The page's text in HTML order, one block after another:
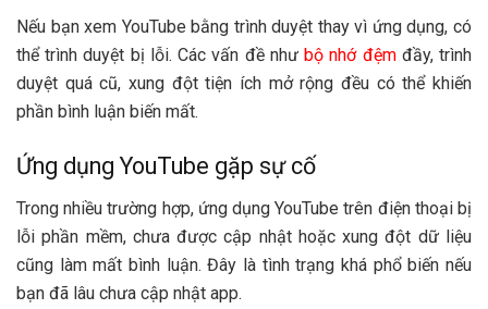
Nếu bạn xem YouTube bằng trình duyệt thay vì ứng dụng, có
thể trình duyệt bị lỗi. Các vấn đề như bộ nhớ đệmđầy, trình
duyệt quá cũ, xung đột tiện ích mở rộng đều có thể khiến
phần bình luận biến mất.
Ứng dụng YouTube gặp sự cố
Trong nhiều trường hợp, ứng dụng YouTube trên điện thoại bị
lỗi phần mềm, chưa được cập nhật hoặc xung đột dữ liệu
cũng làm mất bình luận. Đây là tình trạng khá phổ biến nếu
bạn đã lâu chưa cập nhật app.